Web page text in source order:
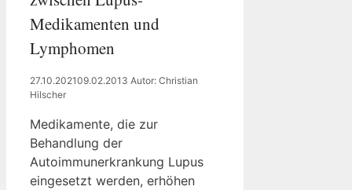
Medikamenten und
Lymphomen
27.10.202109.02.2013 Autor: Christian
Hilscher
Medikamente, die zur
Behandlung der
Autoimmunerkrankung Lupus
eingesetzt werden, erhöhen